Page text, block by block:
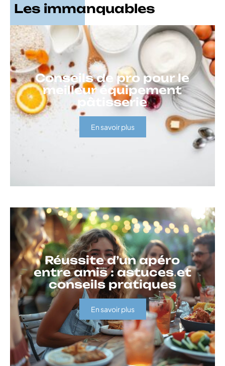
Les immanquables
Conseils de pro pour le
meilleur équipement
pâtisserie
En savoir plus
Réussite d’un apéro
entre amis : astuces et
conseils pratiques
En savoir plus